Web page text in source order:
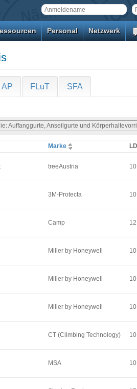
Personal Netzwerk
AP FLuT SFA
Auffanggurte, Anseilgurte und
Marke LD
treeAustria 10
3M-Protecta 10
Camp 12
Miller by Honeywell 10
Miller by Honeywell 10
Miller by Honeywell 10
CT (Climbing Technology) 10
MSA 10